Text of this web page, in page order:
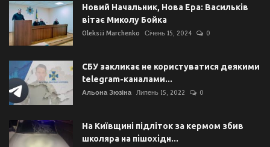
Новий Начальник, Нова Ера: Васильків
вітає Миколу Бойка
Oleksii Marchenko Січень 15, 2024 0
СБУ закликає не користуватися деякими
telegram-каналами...
Альона Зюзіна Липень 15, 2022 0
На Київщині підліток за кермом збив
школяра на пішохідн...